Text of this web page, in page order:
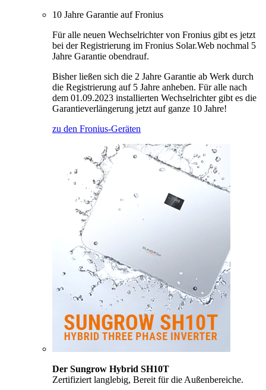
10 Jahre Garantie auf Fronius
Für alle neuen Wechselrichter von Fronius gibt es jetzt
bei der Registrierung im Fronius Solar.Web nochmal 5
Jahre Garantie obendrauf.
Bisher ließen sich die 2 Jahre Garantie ab Werk durch
die Registrierung auf 5 Jahre anheben. Für alle nach
dem 01.09.2023 installierten Wechselrichter gibt es die
Garantieverlängerung jetzt auf ganze 10 Jahre!
zu den Fronius-Geräten
Der Sungrow Hybrid SH10T
Zertifiziert langlebig, Bereit für die Außenbereiche.